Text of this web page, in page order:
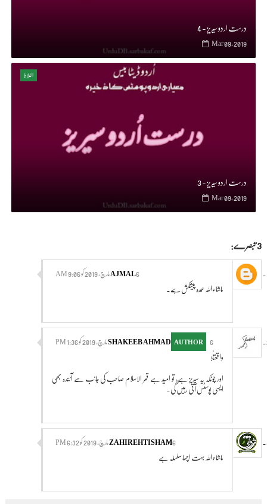
درست اردو سیریز - 4
Mar 09, 2019
اغلاط
درست اردو سیریز - 3
Mar 09, 2019
3 تبصرے:
AJMAL6 مارچ، 2019 کو 9:06 AM
ماشاءاللہ عمدہ پیشکش ہے۔
SHAKEEB AHMAD 6 مارچ، 2019 کو 1:36 PM
واقعتاً!
اور چونکہ یہ سیریز ہے، تو امید ہے قمر الاسلام صاحب کی جانب سے آئندہ بھی
ایسی پوسٹس آتی رہیں گی۔
ZAHIREHTISHAM6 مارچ، 2019 کو 6:32 PM
ماشاءاللہ بہت اچھا سلسلہ ہے